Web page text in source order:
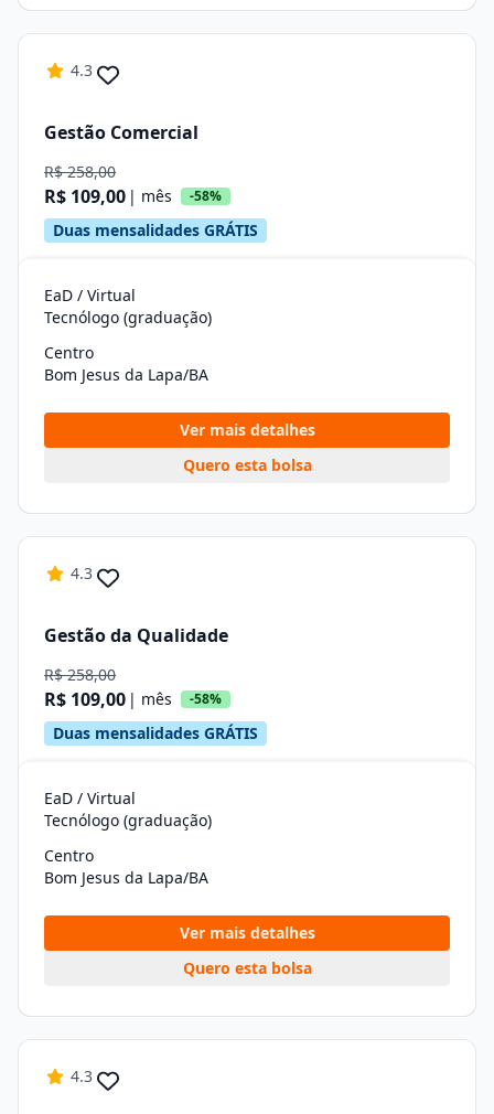
4.3
Gestão Comercial
R$ 258,00
R$ 109,00 | mês -58%
Duas mensalidades GRÁTIS
EaD / Virtual
Tecnólogo (graduação)
Centro
Bom Jesus da Lapa/BA
Ver mais detalhes
Quero esta bolsa
4.3
Gestão da Qualidade
R$ 258,00
R$ 109,00 | mês -58%
Duas mensalidades GRÁTIS
EaD / Virtual
Tecnólogo (graduação)
Centro
Bom Jesus da Lapa/BA
Ver mais detalhes
Quero esta bolsa
4.3